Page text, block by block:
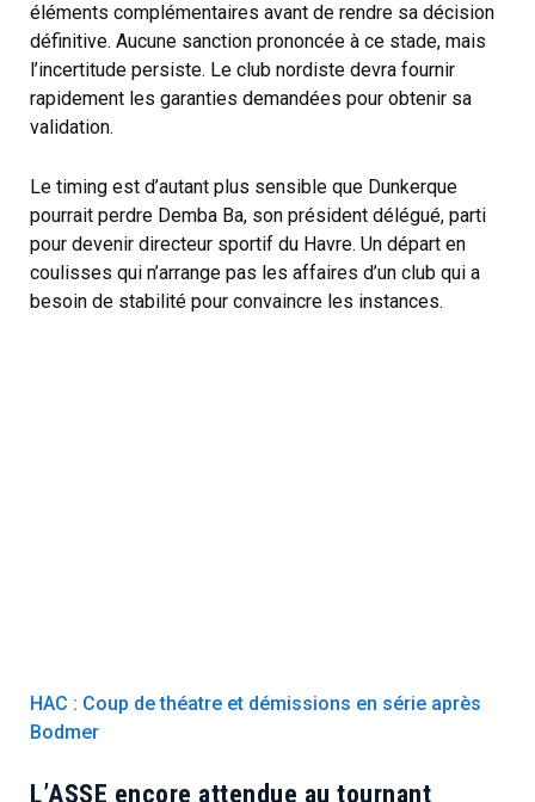
éléments complémentaires avant de rendre sa décision
définitive. Aucune sanction prononcée à ce stade, mais
l’incertitude persiste. Le club nordiste devra fournir
rapidement les garanties demandées pour obtenir sa
validation.
Le timing est d’autant plus sensible que Dunkerque
pourrait perdre Demba Ba, son président délégué, parti
pour devenir directeur sportif du Havre. Un départ en
coulisses qui n’arrange pas les affaires d’un club qui a
besoin de stabilité pour convaincre les instances.
HAC : Coup de théatre et démissions en série après
Bodmer
L’ASSE encore attendue au tournant